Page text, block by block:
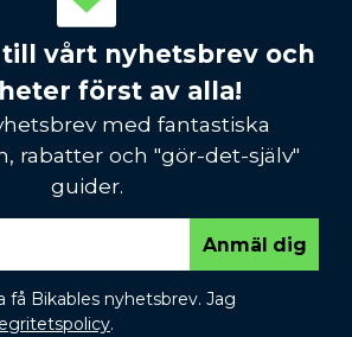
vårt nyhetsbrev och
först av alla!
med fantastiska
rabatter och "gör-det-själv"
guider.
Anmäl dig
få Bikables nyhetsbrev. Jag
.